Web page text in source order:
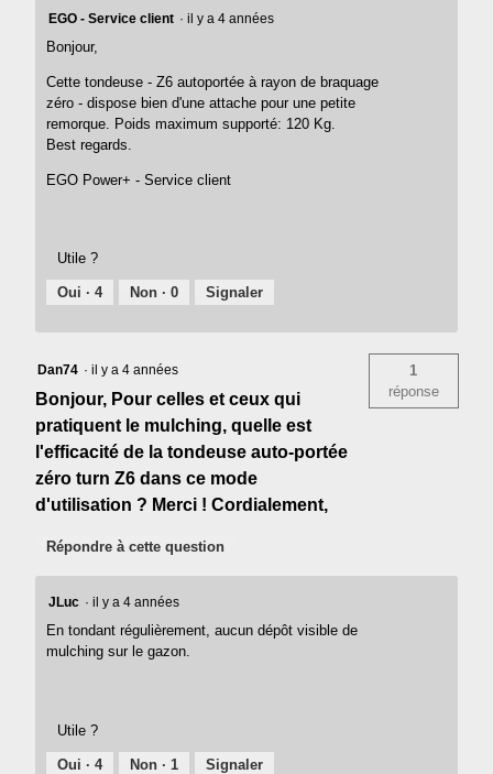
EGO - Service client · il y a 4 années
Bonjour,
Cette tondeuse - Z6 autoportée à rayon de braquage
zéro - dispose bien d'une attache pour une petite
remorque. Poids maximum supporté: 120 Kg.
Best regards.
EGO Power+ - Service client
Utile ?
Oui ·4 Non ·0 Signaler
Dan74 · il y a 4 années
Bonjour, Pour celles et ceux qui
pratiquent le mulching, quelle est
l'efficacité de la tondeuse auto-portée
zéro turn Z6 dans ce mode
d'utilisation ? Merci ! Cordialement,
1
réponse
Répondre à cette question
JLuc · il y a 4 années
En tondant régulièrement, aucun dépôt visible de
mulching sur le gazon.
Utile ?
Oui ·4 Non · 1 Signaler